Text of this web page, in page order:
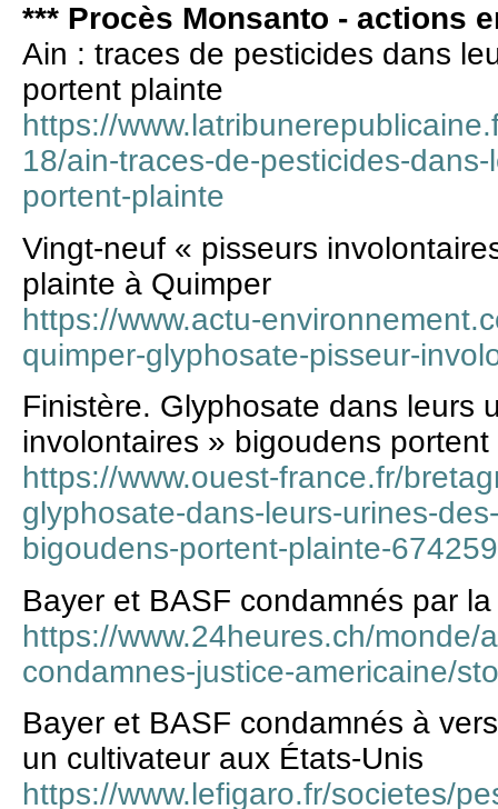
*** Procès Monsanto - actions
Ain : traces de pesticides dans
portent plainte
https://
18/ain-traces-de-pesticides-
portent-plainte
Vingt-neuf « pisseurs
plainte à Quimper
https://www.actu-
quimper-glyphosate-pisseur-
Finistère. Glyphosate dans leurs
involontaires » bigoudens portent
https://www.ouest-france.fr/
glyphosate-dans-leurs-urines-
bigoudens-portent-plainte-
Bayer et BASF condamnés par
https://www.24heures.ch/monde/
condamnes-justice-americaine/
Bayer et BASF condamnés à
un cultivateur aux États-Unis
https://www.lefigaro.fr/societes/